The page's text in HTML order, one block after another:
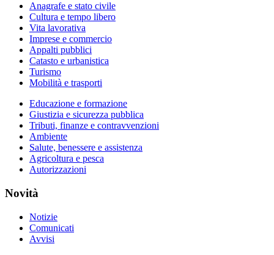
Anagrafe e stato civile
Cultura e tempo libero
Vita lavorativa
Imprese e commercio
Appalti pubblici
Catasto e urbanistica
Turismo
Mobilità e trasporti
Educazione e formazione
Giustizia e sicurezza pubblica
Tributi, finanze e contravvenzioni
Ambiente
Salute, benessere e assistenza
Agricoltura e pesca
Autorizzazioni
Novità
Notizie
Comunicati
Avvisi